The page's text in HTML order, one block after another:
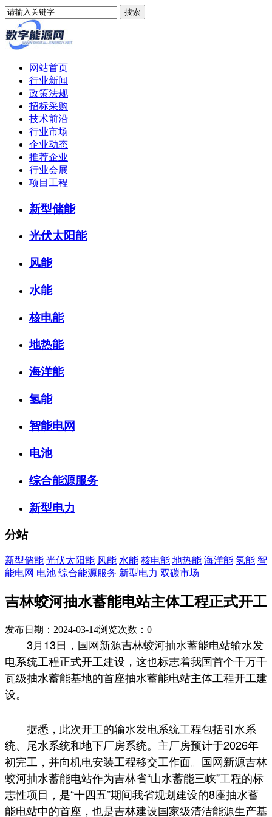
网站首页
行业新闻
政策法规
招标采购
技术前沿
行业市场
企业动态
推荐企业
行业会展
项目工程
新型储能
光伏太阳能
风能
水能
核电能
地热能
海洋能
氢能
智能电网
电池
综合能源服务
新型电力
分站
新型储能 光伏太阳能 风能 水能 核电能 地热能 海洋能 氢能 智
能电网 电池 综合能源服务 新型电力 双碳市场
吉林蛟河抽水蓄能电站主体工程正式开工
发布日期：2024-03-14浏览次数： 0
3月13日，国网新源吉林蛟河抽水蓄能电站输水发
电系统工程正式开工建设，这也标志着我国首个千万千
瓦级抽水蓄能基地的首座抽水蓄能电站主体工程开工建
设。
据悉，此次开工的输水发电系统工程包括引水系
统、尾水系统和地下厂房系统。主厂房预计于2026年
初完工，并向机电安装工程移交工作面。国网新源吉林
蛟河抽水蓄能电站作为吉林省“山水蓄能三峡”工程的标
志性项目，是“十四五”期间我省规划建设的8座抽水蓄
能电站中的首座，也是吉林建设国家级清洁能源生产基